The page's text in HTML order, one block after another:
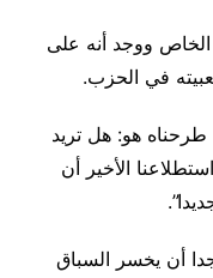
ووجد أنه على
في الحزب.
طرحناه هو: هل تريد
الأخير أن
أن يخسر السباق